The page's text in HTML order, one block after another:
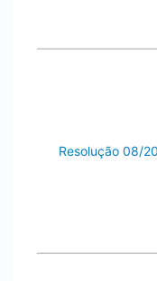
Resolução 08/